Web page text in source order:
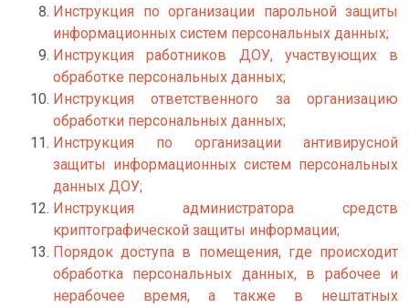
Инструкция по организации парольной защиты
информационных систем персональных данных;
Инструкция работников ДОУ, участвующих в
обработке персональных данных;
Инструкция ответственного за организацию
обработки персональных данных;
Инструкция по организации антивирусной
защиты информационных систем персональных
данных ДОУ;
Инструкция администратора средств
криптографической защиты информации;
Порядок доступа в помещения, где происходит
обработка персональных данных, в рабочее и
нерабочее время, а также в нештатных